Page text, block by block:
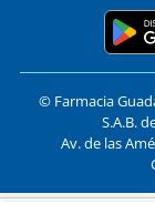
© Farmacia
S.A.B.
Av. de las